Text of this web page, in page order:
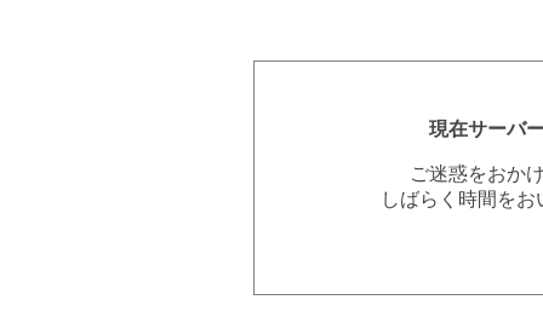
現在サーバ
ご迷惑をおか
しばらく時間を